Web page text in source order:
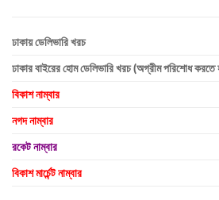
ঢাকায় ডেলিভারি খরচ
ঢাকার বাইরের হোম ডেলিভারি খরচ (অগ্রীম পরিশোধ করতে
বিকাশ নাম্বার
নগদ নাম্বার
রকেট নাম্বার
বিকাশ মার্চেন্ট নাম্বার